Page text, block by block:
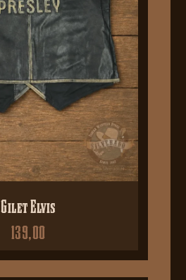
Gilet Elvis
139,00